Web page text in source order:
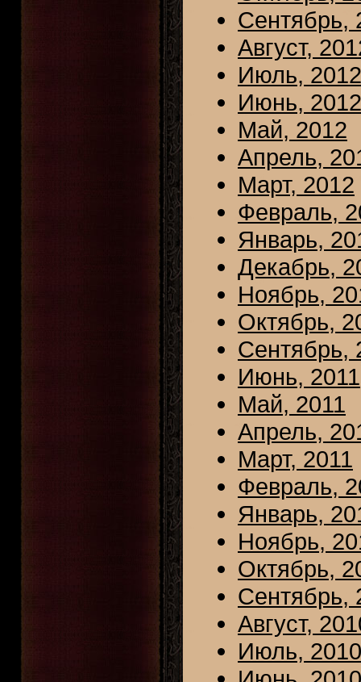
Сентябрь,
Август,
Июль, 2012
Июнь, 2012
Май, 2012
Апрель,
Март, 2012
Февраль,
Январь,
Декабрь,
Ноябрь,
Октябрь,
Сентябрь,
Июнь, 2011
Май, 2011
Апрель,
Март, 2011
Февраль,
Январь,
Ноябрь,
Октябрь,
Сентябрь,
Август,
Июль, 2010